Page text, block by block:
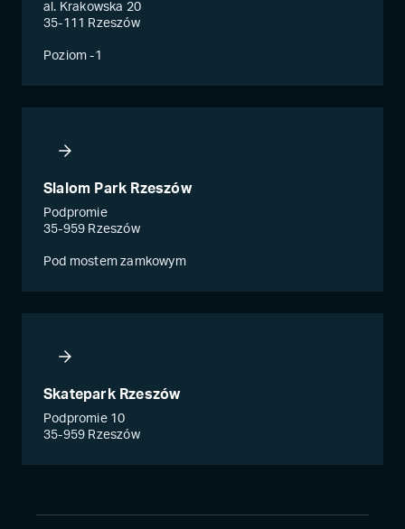
al. Krakowska 20
35-111 Rzeszów
Poziom -1
Slalom Park Rzeszów
Podpromie
35-959 Rzeszów
Pod mostem zamkowym
Skatepark Rzeszów
Podpromie 10
35-959 Rzeszów